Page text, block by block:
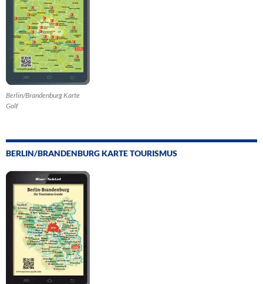
Berlin/Brandenburg Karte
Golf
BERLIN/BRANDENBURG KARTE TOURISMUS